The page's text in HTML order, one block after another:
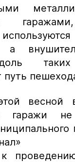
а
таких
путь
весной
гаражи
к